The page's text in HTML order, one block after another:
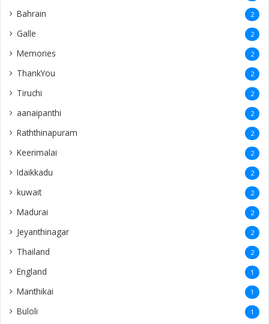
Bahrain 2
Galle 2
Memories 2
ThankYou 2
Tiruchi 2
aanaipanthi 2
Raththinapuram 2
Keerimalai 2
Idaikkadu 2
kuwait 2
Madurai 2
Jeyanthinagar 2
Thailand 2
England 1
Manthikai 1
Buloli 1